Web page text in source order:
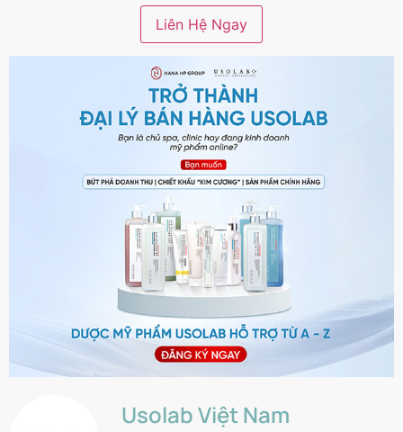
Usolab Việt Nam